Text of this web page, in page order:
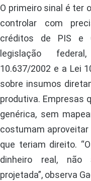
O primeiro sinal é ter
controlar com
créditos de PIS e
legislação
10.637/2002 e a Lei
sobre insumos
produtiva. Empresas
genérica, sem
costumam aproveitar
que teriam direito.
dinheiro real, não
projetada”, observa